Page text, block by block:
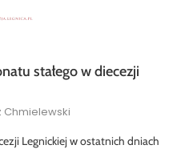
stałego w diecezji
Chmielewski
Legnickiej w ostatnich dniach